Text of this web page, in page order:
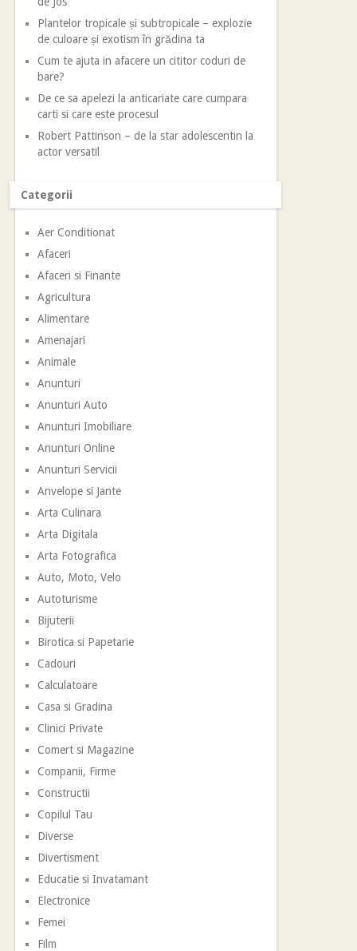
Plantelor tropicale și subtropicale – explozie
de culoare și exotism în grădina ta
Cum te ajuta in afacere un cititor coduri de
bare?
De ce sa apelezi la anticariate care cumpara
carti si care este procesul
Robert Pattinson – de la star adolescentin la
actor versatil
Categorii
Aer Conditionat
Afaceri
Afaceri si Finante
Agricultura
Alimentare
Amenajari
Animale
Anunturi
Anunturi Auto
Anunturi Imobiliare
Anunturi Online
Anunturi Servicii
Anvelope si Jante
Arta Culinara
Arta Digitala
Arta Fotografica
Auto, Moto, Velo
Autoturisme
Bijuterii
Birotica si Papetarie
Cadouri
Calculatoare
Casa si Gradina
Clinici Private
Comert si Magazine
Companii, Firme
Constructii
Copilul Tau
Diverse
Divertisment
Educatie si Invatamant
Electronice
Femei
Film